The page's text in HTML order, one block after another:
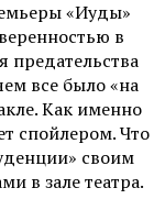
«Иуды»
в
предательства
все было «на
Как именно
спойлером. Что
своим
в зале театра.